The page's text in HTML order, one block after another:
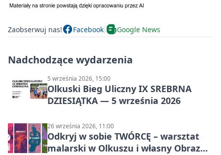
Zaobserwuj nas! Facebook Google News
Nadchodzące wydarzenia
5 września 2026, 15:00
Olkuski Bieg Uliczny IX SREBRNA
DZIESIĄTKA — 5 września 2026
26 września 2026, 11:00
Odkryj w sobie TWÓRCĘ – warsztat
malarski w Olkuszu i własny Obraz